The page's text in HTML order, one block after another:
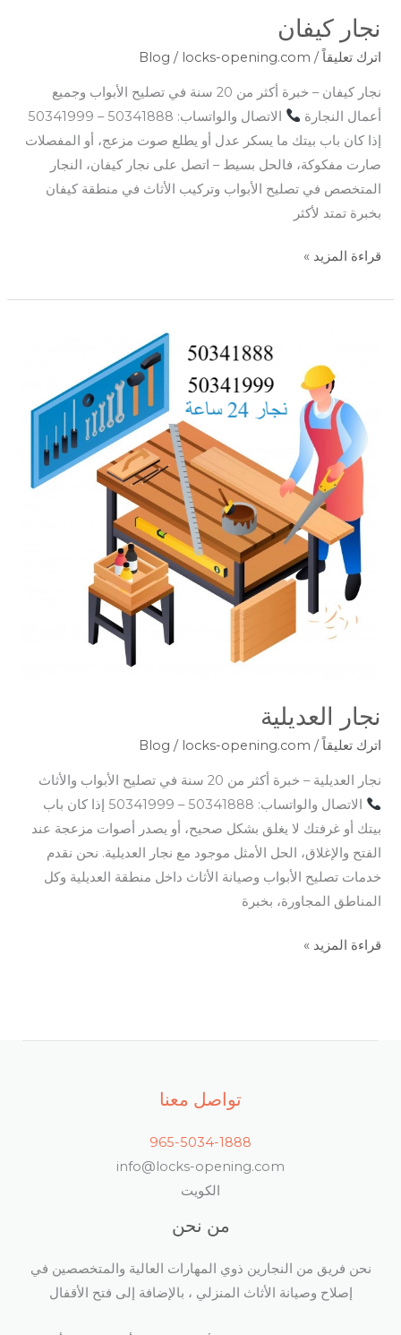
نجار كيفان
اترك تعليقاً /
Blog / locks-opening.com
نجار كيفان – خبرة أكثر من 20 سنة في تصليح الأبواب وجميع
أعمال النجارة
الاتصال والواتساب: 50341888 – 50341999
إذا كان باب بيتك ما يسكر عدل أو يطلع صوت مزعج، أو المفصلات
صارت مفكوكة، فالحل بسيط – اتصل على نجار كيفان، النجار
المتخصص في تصليح الأبواب وتركيب الأثاث في منطقة كيفان
بخبرة تمتد لأكثر
قراءة المزيد »
نجار العديلية
اترك تعليقاً /
Blog / locks-opening.com
نجار العديلية – خبرة أكثر من 20 سنة في تصليح الأبواب والأثاث
الاتصال والواتساب: 50341888 – 50341999 إذا كان باب
بيتك أو غرفتك لا يغلق بشكل صحيح، أو يصدر أصوات مزعجة عند
الفتح والإغلاق، الحل الأمثل موجود مع نجار العديلية. نحن نقدم
خدمات تصليح الأبواب وصيانة الأثاث داخل منطقة العديلية وكل
المناطق المجاورة، بخبرة
قراءة المزيد »
تواصل معنا
965-5034-1888
info@locks-opening.com
الكويت
من نحن
نحن فريق من النجارين ذوي المهارات العالية والمتخصصين في
إصلاح وصيانة الأثاث المنزلي ، بالإضافة إلى فتح الأقفال​